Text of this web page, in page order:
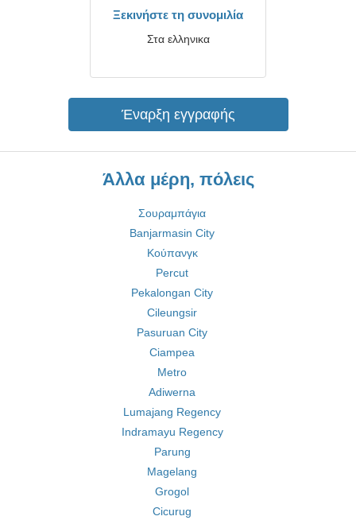
Ξεκινήστε τη συνομιλία
Στα ελληνικα
Έναρξη εγγραφής
Άλλα μέρη, πόλεις
Σουραμπάγια
Banjarmasin City
Κούπανγκ
Percut
Pekalongan City
Cileungsir
Pasuruan City
Ciampea
Metro
Adiwerna
Lumajang Regency
Indramayu Regency
Parung
Magelang
Grogol
Cicurug